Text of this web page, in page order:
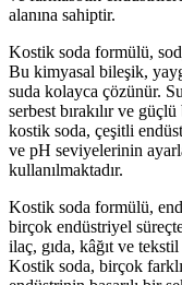
alanına sahiptir.
Kostik soda formülü,
Bu kimyasal bileşik,
suda kolayca çözünür.
serbest bırakılır ve
kostik soda, çeşitli
ve pH seviyelerinin
kullanılmaktadır.
Kostik soda formülü,
birçok endüstriyel
ilaç, gıda, kâğıt ve
Kostik soda, birçok